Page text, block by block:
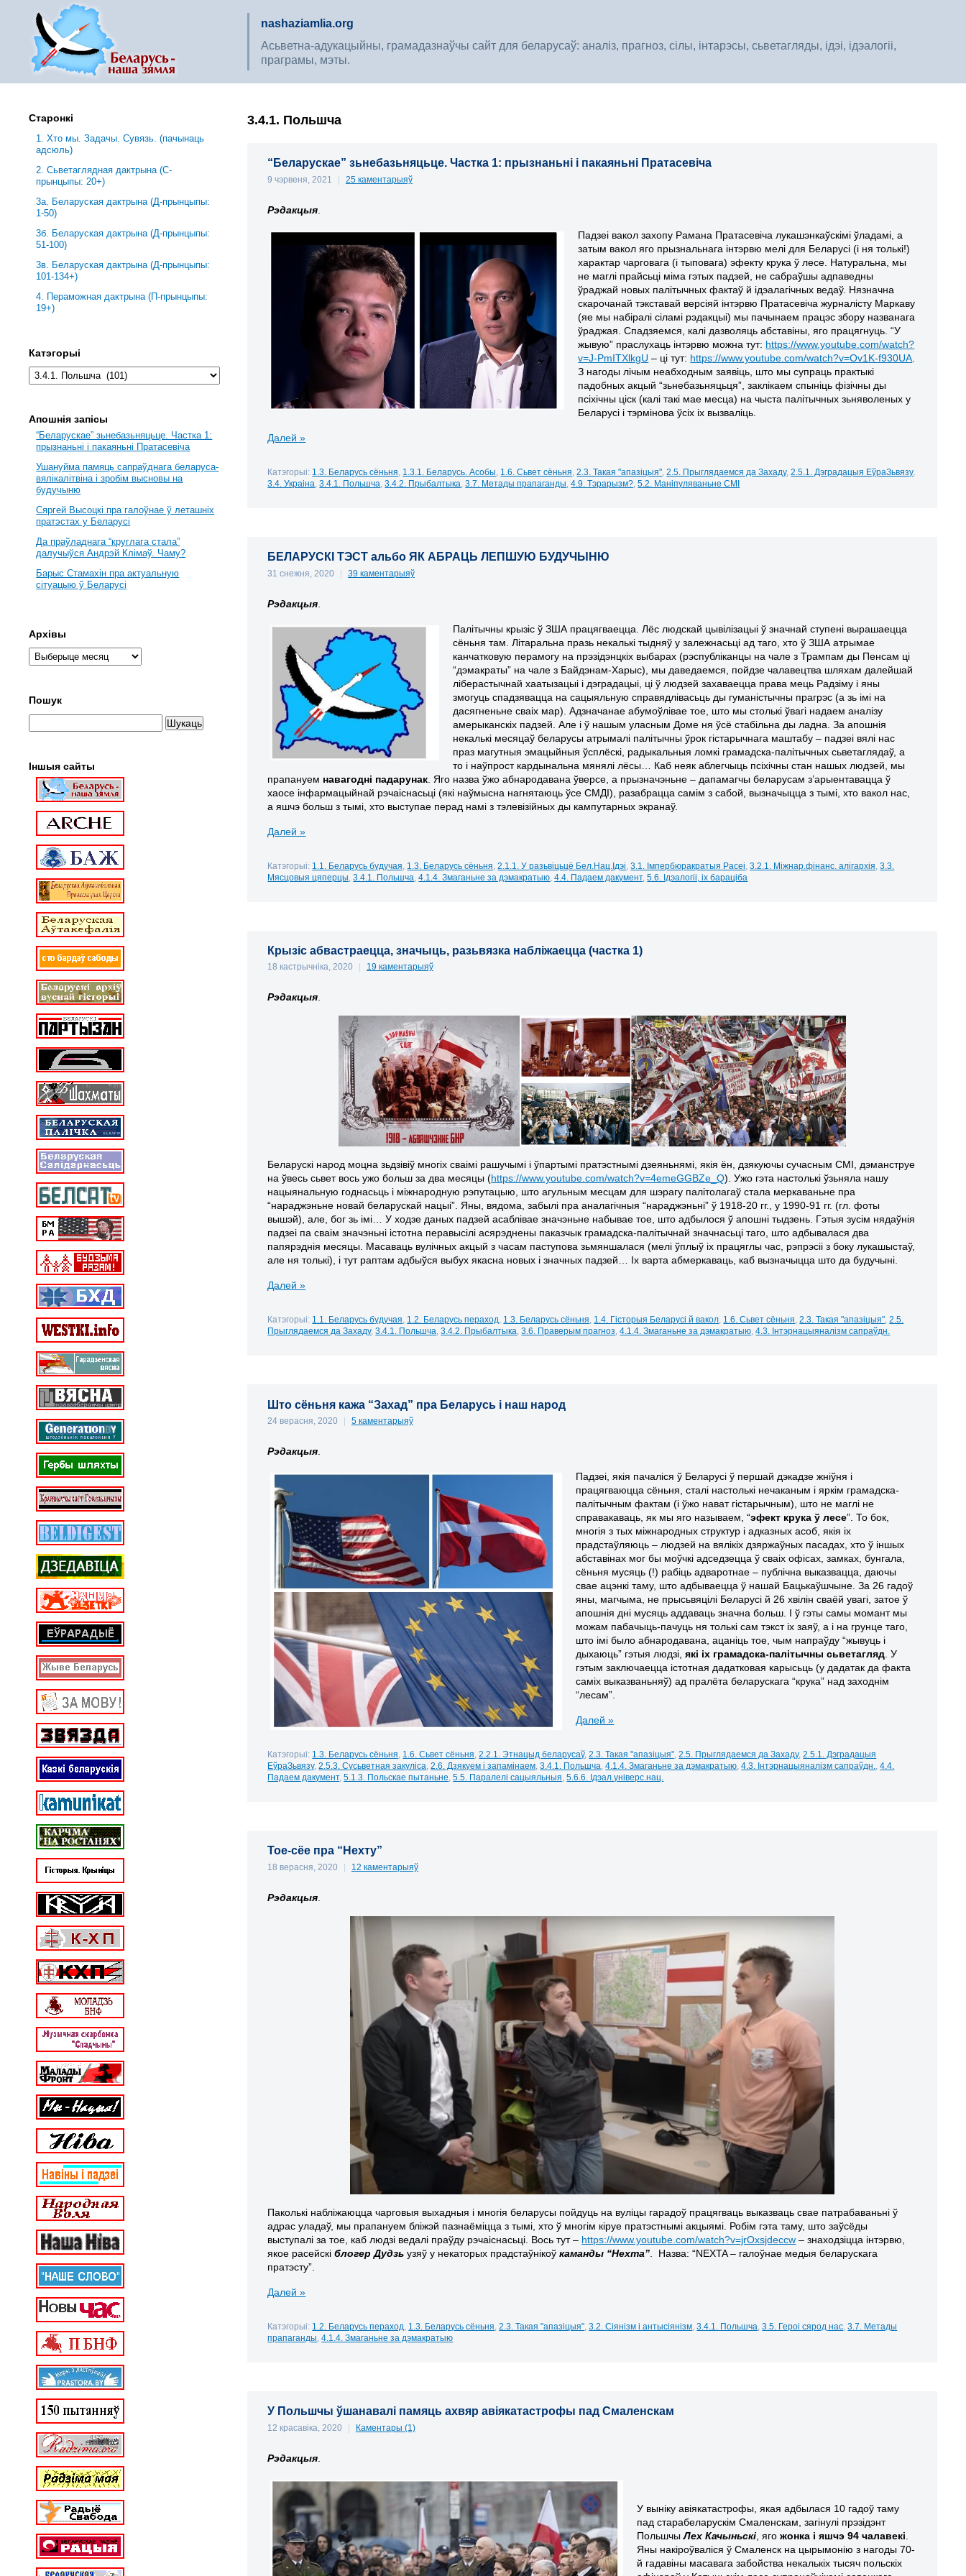
nashaziamlia.org
Асьветна-адукацыйны, грамадазнаўчы сайт для беларусаў: аналіз, прагноз, сілы, інтарэсы, сьветагляды, ідэі, ідэалогіі,
праграмы, мэты.
3.4.1. Польшча
“Беларускае” зьнебазьняцьце. Частка 1: прызнаньні і пакаяньні Пратасевіча
9 чэрвеня, 2021 | 25 каментарыяў
Рэдакцыя
Падзеі вакол захопу Рамана Пратасевіча лукашэнкаўскімі ўладамі, а
затым вакол яго прызнальнага інтэрвю мелі для Беларусі (і ня толькі!)
характар чарговага (і тыповага) эфекту крука ў лесе. Натуральна, мы
не маглі прайсьці міма гэтых падзей, не сабраўшы адпаведны
ўраджай новых палітычных фактаў й ідэалагічных ведаў. Нязначна
скарочанай тэкставай версіяй інтэрвю Пратасевіча журналісту Маркаву
(яе мы набіралі сіламі рэдакцыі) мы пачынаем працэс збору названага
ўраджая. Спадзяемся, калі дазволяць абставіны, яго працягнуць. “У
жывую” праслухаць інтэрвю можна тут: https://www.youtube.com/watch?
v=J-PmITXlkgU – ці тут: https://www.youtube.com/watch?v=Ov1K-f930UA
З нагоды лічым неабходным заявіць, што мы супраць практыкі
падобных акцый “зьнебазьняцьця”, заклікаем спыніць фізічны ды
псіхічны ціск (калі такі мае месца) на чыста палітычных зьняволеных у
Беларусі і тэрмінова ўсіх іх вызваліць.
Далей »
Катэгорыі: 1.3. Беларусь сёньня 1.3.1. Беларусь. Асобы 1.6. Сьвет сёньня ,2.3. Такая "апазіцыя" ,2.5. Прыглядаемся да Захаду,2.5.1. Дэградацыя ЕўраЗьвязу,
3.4. Украіна ,3.4.1. Польшча ,3.4.2. Прыбалтыка ,3.7. Метады прапаганды ,4.9. Тэрарызм? ,5.2. Маніпуляваньне СМІ
БЕЛАРУСКІ ТЭСТ альбо ЯК АБРАЦЬ ЛЕПШУЮ БУДУЧЫНЮ
31 снежня, 2020 | 39 каментарыяў
Рэдакцыя
Палітычны крызіс ў ЗША працягваецца. Лёс людскай цывілізацыі ў значнай ступені вырашаецца
сёньня там. Літаральна празь некалькі тыдняў у залежнасьці ад таго, хто ў ЗША атрымае
канчатковую перамогу на прэзідэнцкіх выбарах (рэспубліканцы на чале з Трампам ды Пенсам ці
“дэмакраты” на чале з Байдэнам-Харыс), мы даведаемся, пойдзе чалавецтва шляхам далейшай
ліберастычнай хаатызацыі і дэградацыі, ці ў людзей захаваецца права мець Радзіму і яны
змогуць спадзявацца на сацыяльную справядлівасьць ды гуманістычны прагрэс (а зь імі на
дасягненьне сваіх мар). Адзначанае абумоўлівае тое, што мы столькі ўвагі надаем аналізу
амерыканскіх падзей. Але і ў нашым уласным Доме ня ўсё стабільна ды ладна. За апошнія
некалькі месяцаў беларусы атрымалі палітычны ўрок гістарычнага маштабу – падзеі вялі нас
праз магутныя эмацыйныя ўсплёскі, радыкальныя ломкі грамадска-палітычных сьветаглядаў, а
то і наўпрост кардынальна мянялі лёсы… Каб неяк аблегчыць псіхічны стан нашых людзей, мы
прапануем навагодні падарунак . Яго назва ўжо абнародавана ўверсе, а прызначэньне – дапамагчы беларусам з’арыентавацца ў
хаосе інфармацыйнай рэчаіснасьці (які наўмысна нагнятаюць ўсе СМДІ), разабрацца самім з сабой, вызначыцца з тымі, хто вакол нас,
а яшчэ больш з тымі, хто выступае перад намі з тэлевізійных ды кампутарных экранаў.
Далей »
Катэгорыі: 1.1. Беларусь будучая 1.3. Беларусь сёньня ,2.1.1. У разьвіцьцё Бел.Нац.Ідэі ,3.1. Імпербюракратыя Расеі ,3.2.1. Міжнар.фінанс. алігархія ,3.3.
Мясцовыя цяперцы ,3.4.1. Польшча ,4.1.4. Змаганьне за дэмакратыю ,4.4. Падаем дакумент,5.6. Ідэалогіі, іх бараціба
Крызіс абвастраецца, значыць, разьвязка набліжаецца (частка 1)
18 кастрычніка, 2020 19 каментарыяў
Рэдакцыя.
Беларускі народ моцна зьдзівіў многіх сваімі рашучымі і ўпартымі пратэстнымі дзеяньнямі, якія ён, дзякуючы сучасным СМІ, дэманструе
на ўвесь сьвет вось ужо больш за два месяцы (https://www.youtube.com/watch?v=4emeGGBZe_Q). Ужо гэта настолькі ўзьняла нашу
нацыянальную годнасьць і міжнародную рэпутацыю, што агульным месцам для шэрагу палітолагаў стала меркаваньне пра
“нараджэньне новай беларускай нацыі”. Яны, вядома, забылі пра аналагічныя “нараджэньні” ў 1918-20 гг., у 1990-91 гг. (гл. фоты
вышэй), але, бог зь імі… У ходзе даных падзей асаблівае значэньне набывае тое, што адбылося ў апошні тыдзень. Гэтыя зусім нядаўнія
падзеі па сваім значэньні істотна перавысілі асярэднены паказчык грамадска-палітычнай значнасьці таго, што адбывалася два
папярэднія месяцы. Масаваць вулічных акцый з часам паступова зьмяншалася (мелі ўплыў іх працяглы час, рэпрэсіі з боку лукашыстаў,
але ня толькі), і тут раптам адбыўся выбух якасна новых і значных падзей… Іх варта абмеркаваць, каб вызначыцца што да будучыні.
Далей »
Катэгорыі: 1.1. Беларусь будучая 1.2. Беларусь пераход 1.3. Беларусь сёньня 1.4. Гісторыя Беларусі й вакол 1.6. Сьвет сёньня ,2.3. Такая "апазіцыя" ,2.5.
Прыглядаемся да Захаду,3.4.1. Польшча ,3.4.2. Прыбалтыка ,3.6. Праверым прагноз ,4.1.4. Змаганьне за дэмакратыю ,4.3. Інтэрнацыяналізм сапраўдн.
Што сёньня кажа “Захад” пра Беларусь і наш народ
24 верасня, 2020 5 каментарыяў
Рэдакцыя
Падзеі, якія пачаліся ў Беларусі ў першай дэкадзе жніўня і
працягваюцца сёньня, сталі настолькі нечаканым і яркім грамадска-
палітычным фактам (і ўжо нават гістарычным), што не маглі не
справакаваць, як мы яго называем, “эфект крука ў лесе”. То бок,
многія з тых міжнародных структур і адказных асоб, якія іх
прадстаўляюць – людзей на вялікіх дзяржаўных пасадах, хто ў іншых
абставінах мог бы моўчкі адседзецца ў сваіх офісах, замках, бунгала,
сёньня мусяць (!) рабіць адваротнае – публічна выказвацца, даючы
свае ацэнкі таму, што адбываецца ў нашай Бацькаўшчыне. За 26 гадоў
яны, магчыма, не прысьвяцілі Беларусі й 26 хвілін сваёй увагі, затое ў
апошнія дні мусяць аддаваць значна больш. І ў гэты самы момант мы
можам пабачыць-пачуць ня толькі сам тэкст іх заяў, а і на грунце таго,
што імі было абнародавана, ацаніць тое, чым напраўду “жывуць і
дыхаюць” гэтыя людзі,які іх грамадска-палітычны сьветагляд . У
гэтым заключаецца істотная дадатковая карысьць (у дадатак да факта
саміх выказваньняў) ад пралёта беларускага “крука” над заходнім
“лесам”.
Далей »
Катэгорыі: 1.3. Беларусь сёньня 1.6. Сьвет сёньня ,2.2.1. Этнацыд беларусаў,2.3. Такая "апазіцыя" ,2.5. Прыглядаемся да Захаду,2.5.1. Дэградацыя
ЕўраЗьвязу,2.5.3. Сусьветная закуліса ,2.6. Дзякуем і запамінаем ,3.4.1. Польшча ,4.1.4. Змаганьне за дэмакратыю ,4.3. Інтэрнацыяналізм сапраўдн. ,4.4.
Падаем дакумент,5.1.3. Польскае пытаньне ,5.5. Паралелі сацыяльныя ,5.6.6. Ідэал.універс.нац.
Тое-сёе пра “Нехту”
18 верасня, 2020 12 каментарыяў
Рэдакцыя
Паколькі набліжаюцца чарговыя выхадныя і многія беларусы пойдуць на вуліцы гарадоў працягваць выказваць свае патрабаваньні ў
адрас уладаў, мы прапануем бліжэй пазнаёміцца з тымі, хто ў многім кіруе пратэстнымі акцыямі. Робім гэта таму, што заўсёды
выступалі за тое, каб людзі ведалі праўду рэчаіснасьці. Вось тут – https://www.youtube.com/watch?v=jrOxsjdeccw – знаходзіцца інтэрвю,
якое расейскіблогер Дудзь узяў у некаторых прадстаўнікоўкаманды “Нехта” . Назва: “NEXTA – галоўнае медыя беларускага
пратэсту”.
Далей »
Катэгорыі: 1.2. Беларусь пераход 1.3. Беларусь сёньня ,2.3. Такая "апазіцыя" ,3.2. Сіянізм і антысіянізм ,3.4.1. Польшча ,3.5. Героі сярод нас ,3.7. Метады
прапаганды ,4.1.4. Змаганьне за дэмакратыю
У Польшчы ўшанавалі памяць ахвяр авіякатастрофы пад Смаленскам
12 красавіка, 2020 | Каментары (1)
Рэдакцыя
У выніку авіякатастрофы, якая адбылася 10 гадоў таму
пад старабеларускім Смаленскам, загінулі прэзідэнт
ПольшчыЛех Качыньскі , ягожонка і яшчэ 94 чалавекі
Яны накіроўваліся ў Смаленск на цырымонію з нагоды 70-
й гадавіны масавага забойства некалькіх тысяч польскіх
Старонкі
1. Хто мы. Задачы. Сувязь. (пачынаць
адсюль)
2. Сьветаглядная дактрына (С-
прынцыпы: 20+)
3a. Беларуская дактрына (Д-прынцыпы:
1-50)
3б. Беларуская дактрына (Д-прынцыпы:
51-100)
3в. Беларуская дактрына (Д-прынцыпы:
101-134+)
4. Пераможная дактрына (П-прынцыпы:
19+)
Катэгорыі
Апошнія запісы
“Беларускае” зьнебазьняцьце. Частка 1:
прызнаньні і пакаяньні Пратасевіча
Ушануйма памяць сапраўднага беларуса-
вялікалітвіна і зробім высновы на
будучыню
Сяргей Высоцкі пра галоўнае ў леташніх
пратэстах у Беларусі
Да праўладнага “круглага стала”
далучыўся Андрэй Клімаў. Чаму?
Барыс Стамахін пра актуальную
сітуацыю ў Беларусі
Архівы
Пошук
Іншыя сайты